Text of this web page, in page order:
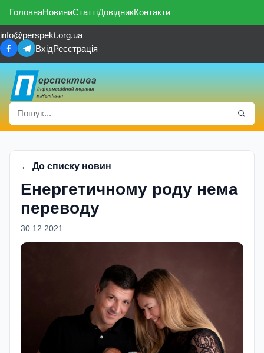
ГоловнаНовиниСтаттіДовідникКонтакти
info@perspekt.org.ua
ВхідРеєстрація
← До списку новин
Енергетичному роду нема
переводу
30.12.2021